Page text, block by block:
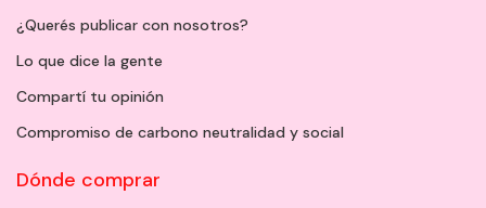
¿Querés publicar con nosotros?
Lo que dice la gente
Compartí tu opinión
Compromiso de carbono neutralidad y social
Dónde comprar